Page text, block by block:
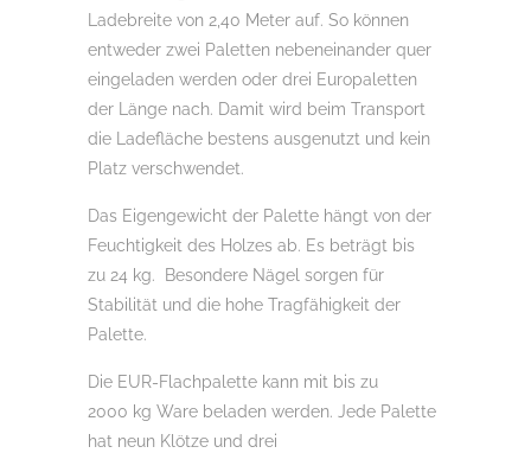
Ladebreite von 2,40 Meter auf. So können
entweder zwei Paletten nebeneinander quer
eingeladen werden oder drei Europaletten
der Länge nach. Damit wird beim Transport
die Ladefläche bestens ausgenutzt und kein
Platz verschwendet.
Das Eigengewicht der Palette hängt von der
Feuchtigkeit des Holzes ab. Es beträgt bis
zu 24 kg. Besondere Nägel sorgen für
Stabilität und die hohe Tragfähigkeit der
Palette.
Die EUR-Flachpalette kann mit bis zu
2000 kg Ware beladen werden. Jede Palette
hat neun Klötze und drei